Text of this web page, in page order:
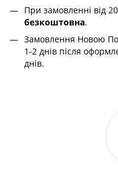
При замовленні від
безкоштовна.
Замовлення Новою
1-2 днів після
днів.